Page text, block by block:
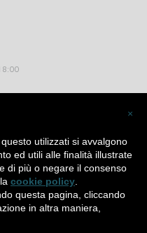
-Privacy Policy-Cookie Policy
SìServices
×
utilizzati si avvalgono
ed utili alle finalità illustrate
di più o negare il consenso
cookie policy
questa pagina, cliccando
in altra maniera,